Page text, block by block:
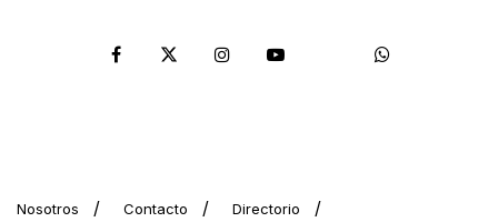
Nosotros Contacto Directorio